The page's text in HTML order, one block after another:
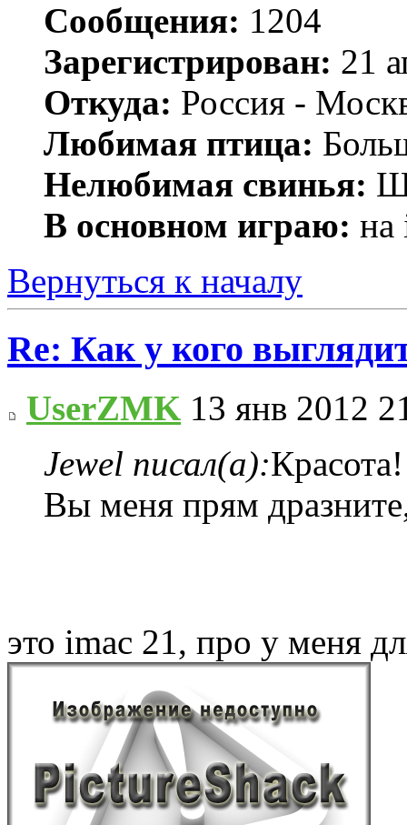
Сообщения: 1204
Зарегистрирован: 21
Откуда: Россия -
Любимая птица:
Нелюбимая свинья:
В основном играю: на
Вернуться к началу
Re: Как у кого
UserZMK 13 янв 2012
Jewel писал(а):
Вы меня прям
это imac 21, про у меня